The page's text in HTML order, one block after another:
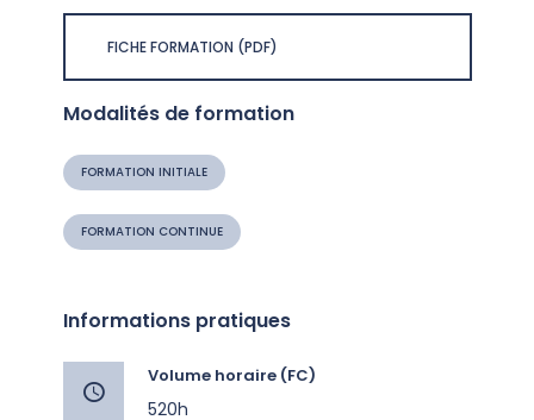
FICHE FORMATION (PDF)
Modalités de formation
FORMATION INITIALE
FORMATION CONTINUE
Informations pratiques
Volume horaire (FC)
520h